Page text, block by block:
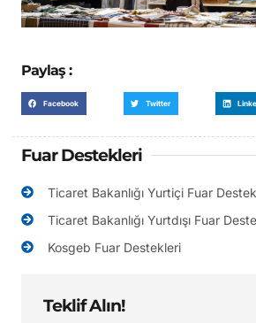
Paylaş :
Facebook Twitter
Fuar Destekleri
Ticaret Bakanlığı Yurtiçi Fuar
Ticaret Bakanlığı Yurtdışı Fuar
Kosgeb Fuar Destekleri
Teklif Alın!